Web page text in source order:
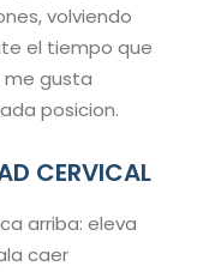
volviendo
el tiempo que
me gusta
posicion.
CERVICAL
arriba: eleva
caer